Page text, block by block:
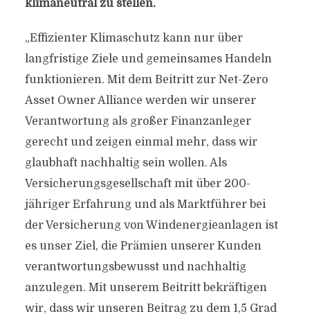
klimaneutral zu stellen.
„Effizienter Klimaschutz kann nur über
langfristige Ziele und gemeinsames Handeln
funktionieren. Mit dem Beitritt zur Net-Zero
Asset Owner Alliance werden wir unserer
Verantwortung als großer Finanzanleger
gerecht und zeigen einmal mehr, dass wir
glaubhaft nachhaltig sein wollen. Als
Versicherungsgesellschaft mit über 200-
jähriger Erfahrung und als Marktführer bei
der Versicherung von Windenergieanlagen ist
es unser Ziel, die Prämien unserer Kunden
verantwortungsbewusst und nachhaltig
anzulegen. Mit unserem Beitritt bekräftigen
wir, dass wir unseren Beitrag zu dem 1,5 Grad